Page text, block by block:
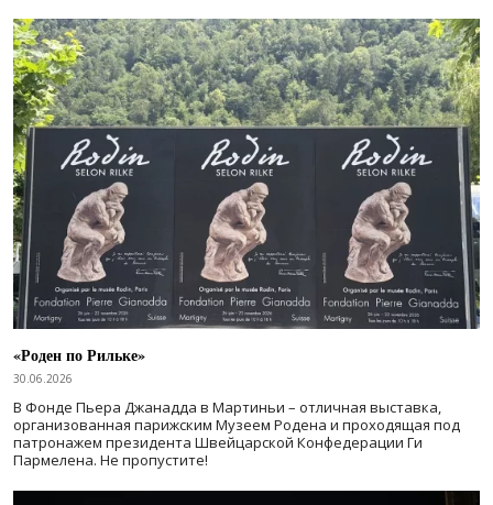
«Роден по Рильке»
30.06.2026
В Фонде Пьера Джанадда в Мартиньи – отличная выставка,
организованная парижским Музеем Родена и проходящая под
патронажем президента Швейцарской Конфедерации Ги
Пармелена. Не пропустите!